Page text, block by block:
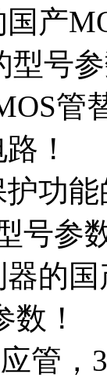
产
型号
管
！
功
号参
的
数！
管